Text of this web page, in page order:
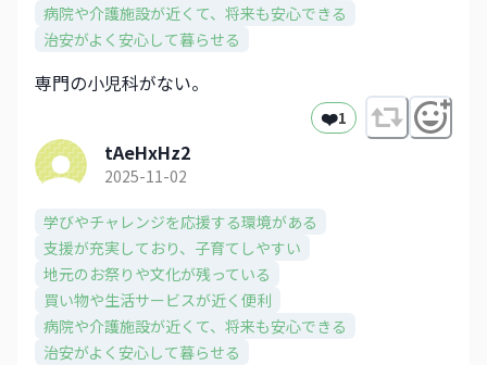
病院や介護施設が近くて、将来も安心できる
治安がよく安心して暮らせる
専門の小児科がない。
❤️1
tAeHxHz2
2025-11-02
学びやチャレンジを応援する環境がある
支援が充実しており、子育てしやすい
地元のお祭りや文化が残っている
買い物や生活サービスが近く便利
病院や介護施設が近くて、将来も安心できる
治安がよく安心して暮らせる